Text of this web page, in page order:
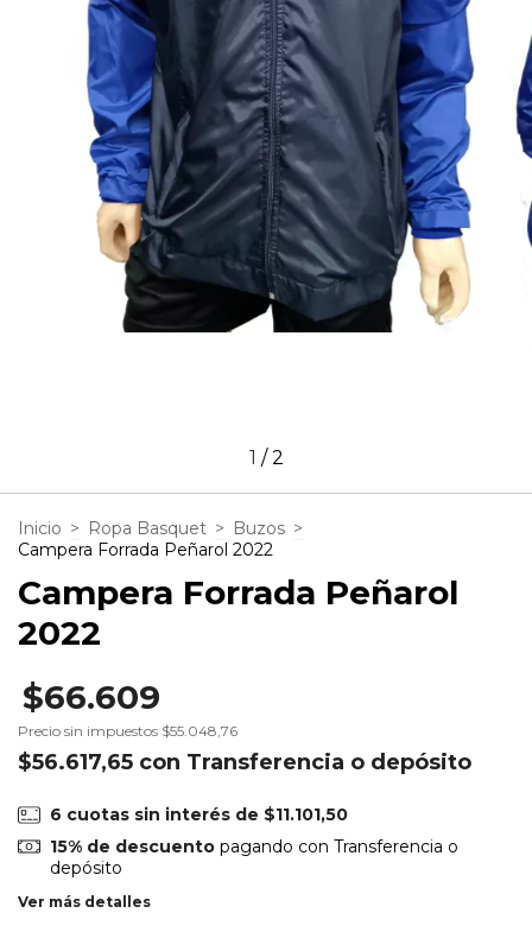
1 /2
Inicio > Ropa Basquet > Buzos >
Campera Forrada Peñarol 2022
Campera Forrada Peñarol
2022
$66.609
Precio sin impuestos $55.048,76
$56.617,65 con Transferencia o depósito
6 cuotas sin interés de $11.101,50
15% de descuentopagando con Transferencia o
depósito
Ver más detalles